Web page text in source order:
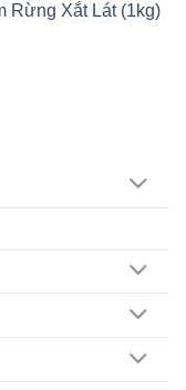
Rừng Xắt Lát (1kg)